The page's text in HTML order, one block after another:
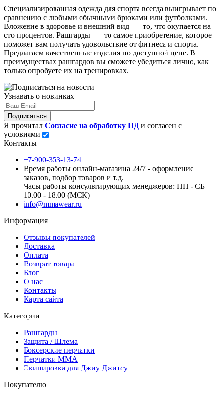
Специализированная одежда для спорта всегда выигрывает по
сравнению с любыми обычными брюками или футболками.
Вложение в здоровье и внешний вид — то, что окупается на
сто процентов. Рашгарды — то самое приобретение, которое
поможет вам получать удовольствие от фитнеса и спорта.
Предлагаем качественные изделия по доступной цене. В
преимуществах рашгардов вы сможете убедиться лично, как
только опробуете их на тренировках.
Узнавать о новинках
Подписаться
Я прочитал Согласие на обработку ПД и согласен с
условиями
Контакты
+7-900-353-13-74
Время работы онлайн-магазина 24/7 - оформление
заказов, подбор товаров и т.д.
Часы работы консультирующих менеджеров: ПН - СБ
10.00 - 18.00 (МСК)
info@mmawear.ru
Информация
Отзывы покупателей
Доставка
Оплата
Возврат товара
Блог
О нас
Контакты
Карта сайта
Категории
Рашгарды
Защита / Шлема
Боксерские перчатки
Перчатки ММА
Экипировка для Джиу Джитсу
Покупателю